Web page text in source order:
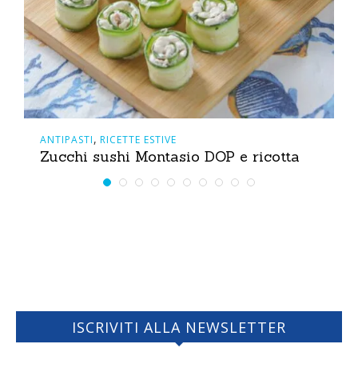
ANTIPASTI, RICETTE ESTIVE
Zucchi sushi Montasio DOP e ricotta
ISCRIVITI ALLA NEWSLETTER